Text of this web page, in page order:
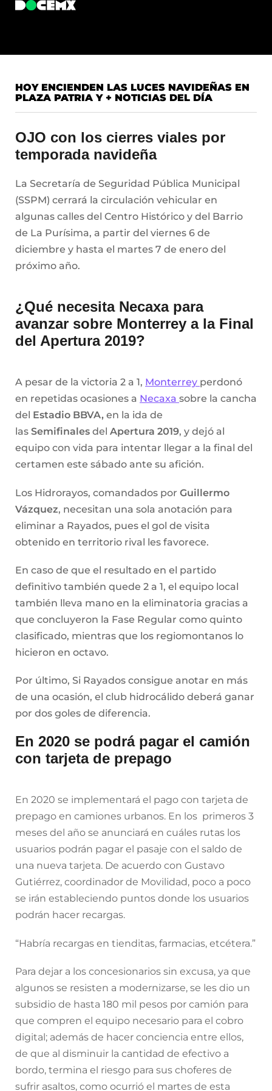
HOY ENCIENDEN LAS LUCES NAVIDEÑAS EN
PLAZA PATRIA Y + NOTICIAS DEL DÍA
OJO con los cierres viales por
temporada navideña
La Secretaría de Seguridad Pública Municipal
(SSPM) cerrará la circulación vehicular en
algunas calles del Centro Histórico y del Barrio
de La Purísima, a partir del viernes 6 de
diciembre y hasta el martes 7 de enero del
próximo año.
¿Qué necesita Necaxa para
avanzar sobre Monterrey a la Final
del Apertura 2019?
A pesar de la victoria 2 a 1, Monterrey perdonó
en repetidas ocasiones a Necaxa sobre la cancha
del Estadio BBVA, en la ida de
las Semifinales del Apertura 2019, y dejó al
equipo con vida para intentar llegar a la final del
certamen este sábado ante su afición.
Los Hidrorayos, comandados por Guillermo
Vázquez, necesitan una sola anotación para
eliminar a Rayados, pues el gol de visita
obtenido en territorio rival les favorece.
En caso de que el resultado en el partido
definitivo también quede 2 a 1, el equipo local
también lleva mano en la eliminatoria gracias a
que concluyeron la Fase Regular como quinto
clasificado, mientras que los regiomontanos lo
hicieron en octavo.
Por último, Si Rayados consigue anotar en más
de una ocasión, el club hidrocálido deberá ganar
por dos goles de diferencia.
En 2020 se podrá pagar el camión
con tarjeta de prepago
En 2020 se implementará el pago con tarjeta de
prepago en camiones urbanos. En los primeros 3
meses del año se anunciará en cuáles rutas los
usuarios podrán pagar el pasaje con el saldo de
una nueva tarjeta. De acuerdo con Gustavo
Gutiérrez, coordinador de Movilidad, poco a poco
se irán estableciendo puntos donde los usuarios
podrán hacer recargas.
“Habría recargas en tienditas, farmacias, etcétera.”
Para dejar a los concesionarios sin excusa, ya que
algunos se resisten a modernizarse, se les dio un
subsidio de hasta 180 mil pesos por camión para
que compren el equipo necesario para el cobro
digital; además de hacer conciencia entre ellos,
de que al disminuir la cantidad de efectivo a
bordo, termina el riesgo para sus choferes de
sufrir asaltos, como ocurrió el martes de esta